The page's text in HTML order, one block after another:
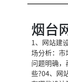
烟台
1、网站建
场分析：市
问题明确
些?04、网